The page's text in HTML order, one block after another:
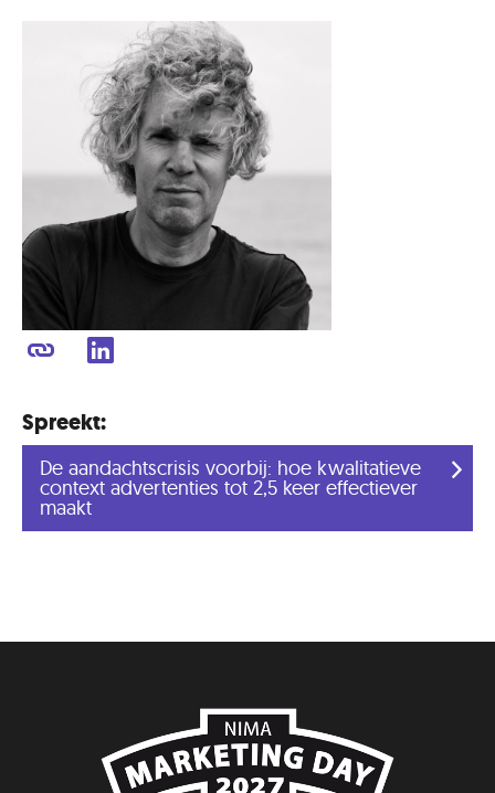
Spreekt:
De aandachtscrisis voorbij: hoe kwalitatieve
context advertenties tot 2,5 keer effectiever
maakt